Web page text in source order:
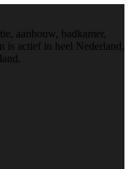
aanbouw, badkamer,
is actief in heel Nederland,